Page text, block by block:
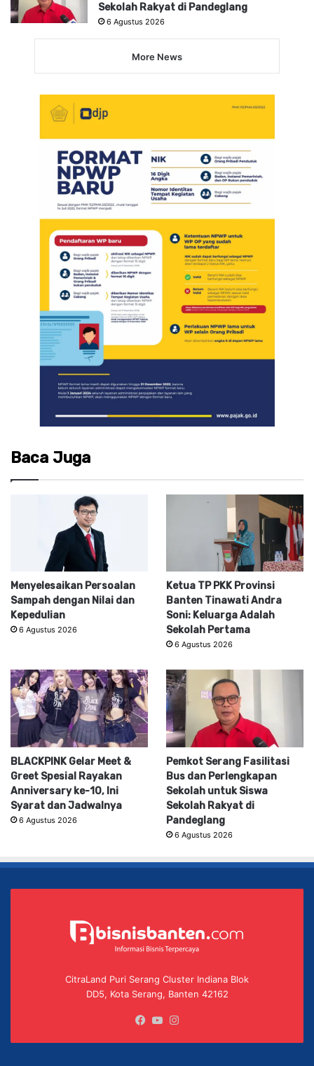
Sekolah Rakyat di Pandeglang
6 Agustus 2026
More News
Baca Juga
Menyelesaikan Persoalan
Sampah dengan Nilai dan
Kepedulian
6 Agustus 2026
Ketua TP PKK Provinsi
Banten Tinawati Andra
Soni: Keluarga Adalah
Sekolah Pertama
6 Agustus 2026
BLACKPINK Gelar Meet &
Greet Spesial Rayakan
Anniversary ke-10, Ini
Syarat dan Jadwalnya
6 Agustus 2026
Pemkot Serang Fasilitasi
Bus dan Perlengkapan
Sekolah untuk Siswa
Sekolah Rakyat di
Pandeglang
6 Agustus 2026
CitraLand Puri Serang Cluster Indiana Blok
DD5, Kota Serang, Banten 42162
Facebook
YouTube